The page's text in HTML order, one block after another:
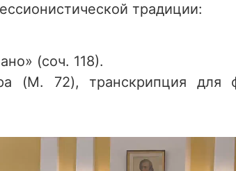
традиции:
(соч. 118).
(M. 72), транскрипция для